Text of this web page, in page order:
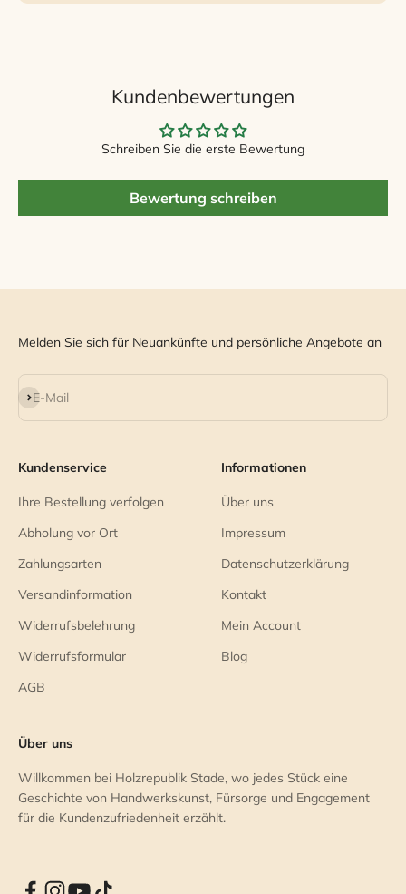
Kundenbewertungen
Schreiben Sie die erste Bewertung
Bewertung schreiben
Melden Sie sich für Neuankünfte und persönliche Angebote an
E-Mail
Abonnieren
Kundenservice
Ihre Bestellung verfolgen
Abholung vor Ort
Zahlungsarten
Versandinformation
Widerrufsbelehrung
Widerrufsformular
AGB
Informationen
Über uns
Impressum
Datenschutzerklärung
Kontakt
Mein Account
Blog
Über uns
Willkommen bei Holzrepublik Stade, wo jedes Stück eine
Geschichte von Handwerkskunst, Fürsorge und Engagement
für die Kundenzufriedenheit erzählt.